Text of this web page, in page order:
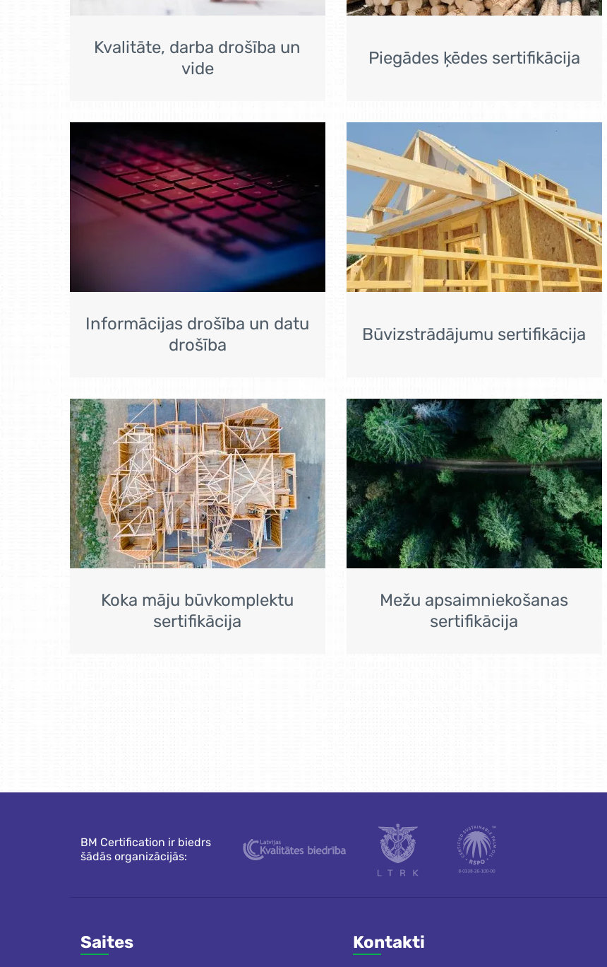
Kvalitāte, darba drošība un
vide
Piegādes ķēdes sertifikācija
Informācijas drošība un datu
drošība
Būvizstrādājumu sertifikācija
Koka māju būvkomplektu
sertifikācija
Mežu apsaimniekošanas
sertifikācija
BM Certification ir biedrs
šādās organizācijās:
Saites Kontakti